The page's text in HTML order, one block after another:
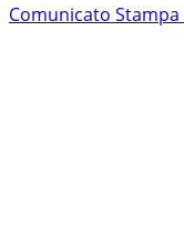
Comunicato Stampa